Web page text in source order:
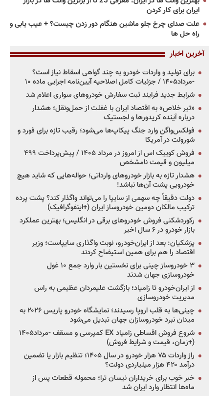
ایران برای کار کردن
علت صدای چرخ جلو ماشین هنگام دور زدن چیست؟ + عیب یابی و
راه حل ها
آخرین اخبار
برای تولید و واردات خودرو به چند گواهی اسقاط نیاز است؟
-مرداد۱۴۰۵ / جزئیات کامل اصلاحیه آیین‌نامه اجرایی ماده ۱۰
شرایط جدید فرایند ثبت سفارش خودروهای سواری اعلام شد
«تیر خلاص» به اقتصاد ایران با غفلت از حمل‌ونقل؛ هشدار
درباره آینده کریدورها و لجستیک
فولکس‌واگن وارد جنگ پیکاپ‌ها می‌شود؛ رقیب تازه برای فورد و
شورولت در آمریکا
فروش کوییک اس از امروز در مرداد ۱۴۰۵ / پیش‌پرداخت ۴۹۹
میلیون و قیمت نامشخص
هشدار تازه به بازار خودروهای وارداتی؛ حواله‌هایی که شاید هیچ
خودرویی پشت آن‌ها نباشد!
دولت دقیقاً چه سهمی از سایپا را می‌تواند واگذار کند؟ پشت پرده
ترکیب مالکان دومین خودروساز ایران (+اینفوگرافیک)
رکوردشکنی فروش خودروهای برقی در انگلیس؛ بهترین عملکرد
بازار خودرو در ۶ سال اخیر
پزشکیان: بعد از ایران‌خودرو، نوبت واگذاری سایپاست؛ وزیر
اقتصاد را هم برای همین استیضاح کردند
۳ خودروساز چینی برای نخستین بار وارد جمع ۱۰ غول
خودروسازی جهان شدند
از ایران‌خودرو تا زامیاد؛ بازگشت علیمردان عظیمی به راس
مدیریت خودروسازی
چینی‌ها به قلب اروپا رسیدند؛ نمایشگاه خودرو پاریس ۲۰۲۶ به
میدان نبرد خودروسازان جهان تبدیل می‌شود
شروع فروش اقساطی زامیاد EX کمپرسی و مسقف -مرداد۱۴۰۵
(+زمان، قیمت و شرایط فروش)
راز واردات ۷۵ هزار خودرو در سال ۱۴۰۵؛ تنظیم بازار یا تضمین
درآمد ۴۲۰ هزار میلیاردی دولت؟
خبر خوب برای خریداران نیسان ترا؛ محموله قطعات پس از
ماه‌ها انتظار وارد ایران شد